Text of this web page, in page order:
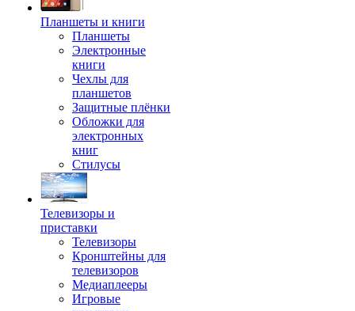
Планшеты и книги
Планшеты
Электронные
книги
Чехлы для
планшетов
Защитные плёнки
Обложки для
электронных
книг
Стилусы
Телевизоры и
приставки
Телевизоры
Кронштейны для
телевизоров
Медиаплееры
Игровые